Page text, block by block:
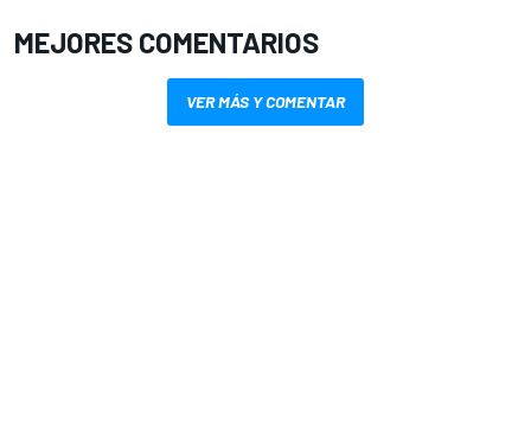
MEJORES COMENTARIOS
VER MÁS Y COMENTAR